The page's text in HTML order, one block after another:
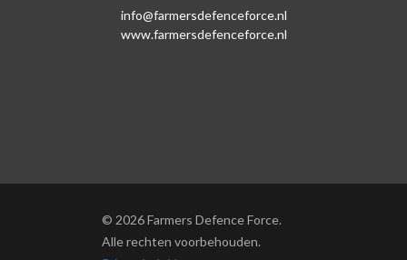
info@farmersdefenceforce.nl
www.farmersdefenceforce.nl
© 2026 Farmers Defence Force.
Alle rechten voorbehouden.